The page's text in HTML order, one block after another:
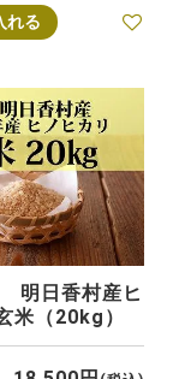
れる
明日香村産ヒ
米（20kg）